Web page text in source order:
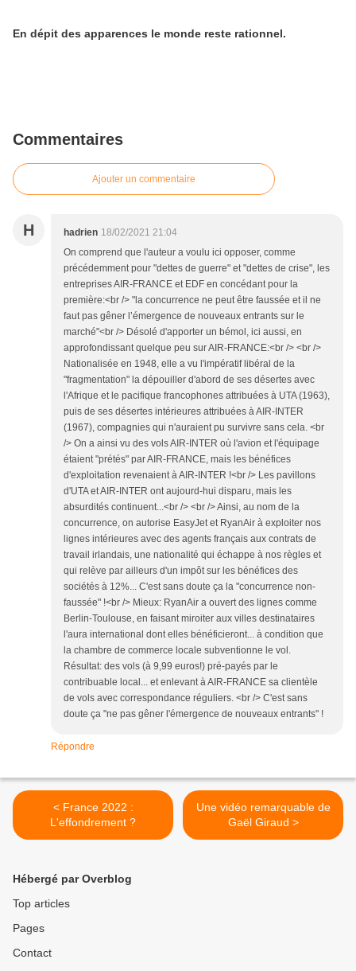
En dépit des apparences le monde reste rationnel.
Commentaires
Ajouter un commentaire
H hadrien 18/02/2021 21:04
On comprend que l'auteur a voulu ici opposer, comme
précédemment pour "dettes de guerre" et "dettes de crise", les
entreprises AIR-FRANCE et EDF en concédant pour la
première:<br /> "la concurrence ne peut être faussée et il ne
faut pas gêner l’émergence de nouveaux entrants sur le
marché"<br /> Désolé d'apporter un bémol, ici aussi, en
approfondissant quelque peu sur AIR-FRANCE:<br /> <br />
Nationalisée en 1948, elle a vu l'impératif libéral de la
"fragmentation" la dépouiller d'abord de ses désertes avec
l'Afrique et le pacifique francophones attribuées à UTA (1963),
puis de ses désertes intérieures attribuées à AIR-INTER
(1967), compagnies qui n'auraient pu survivre sans cela. <br
/> On a ainsi vu des vols AIR-INTER où l'avion et l'équipage
étaient "prétés" par AIR-FRANCE, mais les bénéfices
d'exploitation revenaient à AIR-INTER !<br /> Les pavillons
d'UTA et AIR-INTER ont aujourd-hui disparu, mais les
absurdités continuent...<br /> <br /> Ainsi, au nom de la
concurrence, on autorise EasyJet et RyanAir à exploiter nos
lignes intérieures avec des agents français aux contrats de
travail irlandais, une nationalité qui échappe à nos règles et
qui relève par ailleurs d'un impôt sur les bénéfices des
sociétés à 12%... C'est sans doute ça la "concurrence non-
faussée" !<br /> Mieux: RyanAir a ouvert des lignes comme
Berlin-Toulouse, en faisant miroiter aux villes destinataires
l'aura international dont elles bénéficieront... à condition que
la chambre de commerce locale subventionne le vol.
Résultat: des vols (à 9,99 euros!) pré-payés par le
contribuable local... et enlevant à AIR-FRANCE sa clientèle
de vols avec correspondance réguliers. <br /> C'est sans
doute ça "ne pas gêner l'émergence de nouveaux entrants" !
Répondre
< France 2022 :
L'effondrement ?
Une vidéo remarquable de
Gaël Giraud >
Hébergé par Overblog
Top articles
Pages
Contact